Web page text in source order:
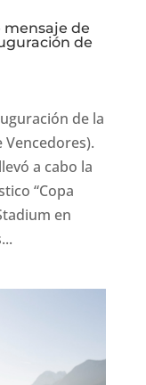
mensaje de
de
de la
Vencedores).
a cabo la
“Copa
en